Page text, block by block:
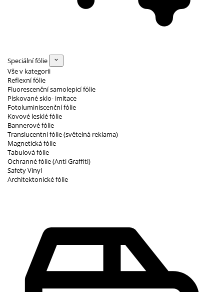
Speciální fólie
Vše v kategorii
Reflexní fólie
Fluorescenční samolepicí fólie
Pískované sklo- imitace
Fotoluminiscenční fólie
Kovové lesklé fólie
Bannerové fólie
Translucentní fólie (světelná reklama)
Magnetická fólie
Tabulová fólie
Ochranné fólie (Anti Graffiti)
Safety Vinyl
Architektonické fólie